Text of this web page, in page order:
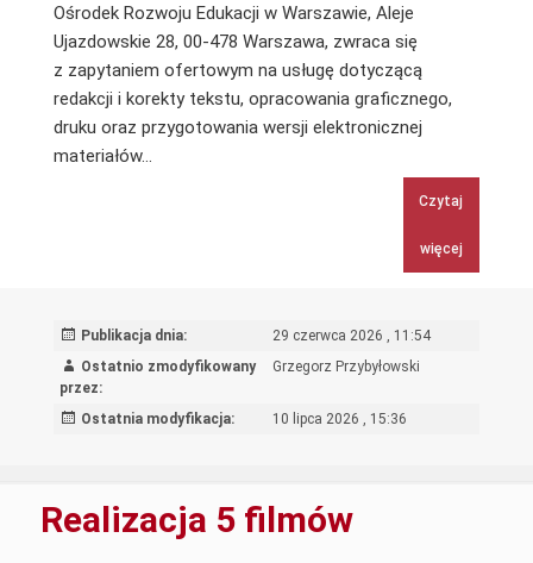
Ośrodek Rozwoju Edukacji w Warszawie, Aleje
Ujazdowskie 28, 00-478 Warszawa, zwraca się
z zapytaniem ofertowym na usługę dotyczącą
redakcji i korekty tekstu, opracowania graficznego,
druku oraz przygotowania wersji elektronicznej
materiałów…
Czytaj
więcej
opracowania
graficznego,
oraz
materiałów
Publikacja dnia:
29 czerwca 2026 , 11:54
Ostatnio zmodyfikowany
przez:
Grzegorz Przybyłowski
Ostatnia modyfikacja: 10 lipca 2026 , 15:36
Realizacja 5 filmów